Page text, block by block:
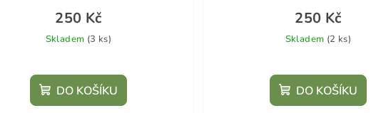
250 Kč
Skladem (3 ks)
DO KOŠÍKU
250 Kč
Skladem (2 ks)
DO KOŠÍKU